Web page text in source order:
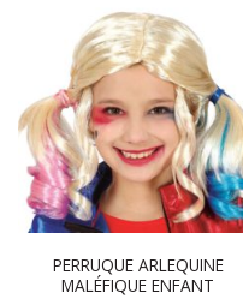
PERRUQUE ARLEQUINE
MALÉFIQUE ENFANT